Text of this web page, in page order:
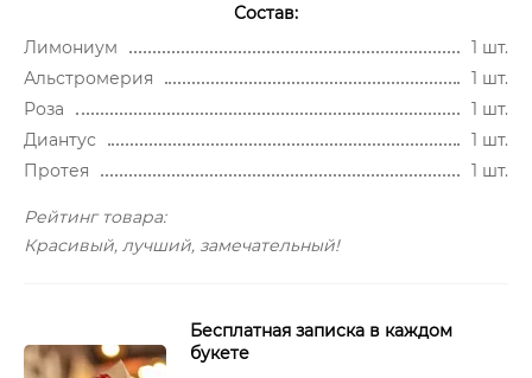
Состав:
Лимониум
1 шт.
Альстромерия
1 шт.
Роза
1 шт.
Диантус
1 шт.
Протея
1 шт.
Рейтинг товара:
Красивый, лучший, замечательный!
Бесплатная записка в каждом
букете